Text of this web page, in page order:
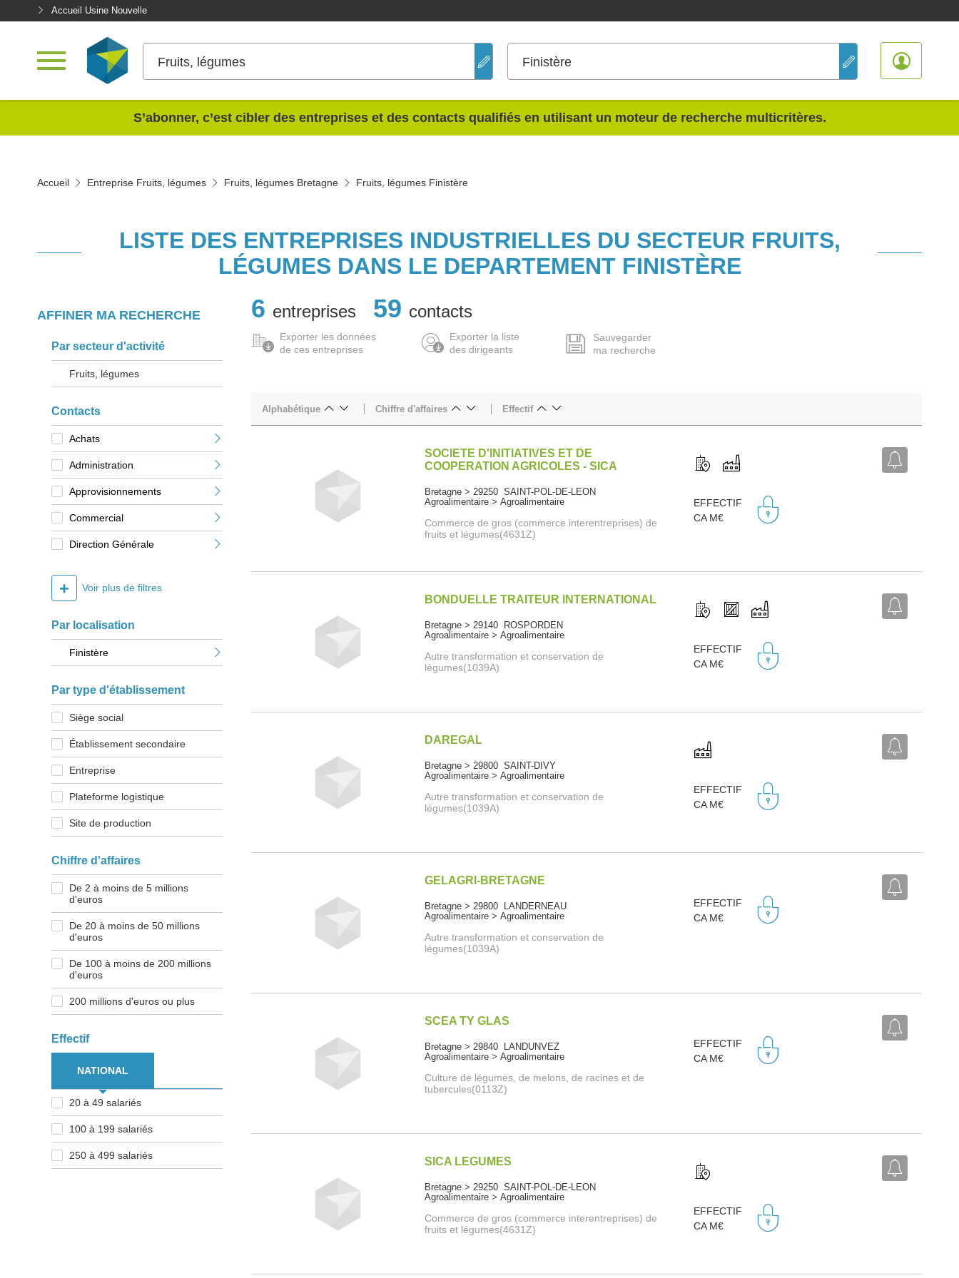
Accueil Usine Nouvelle
Fruits, légumes Finistère
S’abonner, c’est cibler des entreprises et des contacts qualifiés en utilisant un moteur de recherche multicritères.
Accueil Entreprise Fruits, légumes Fruits, légumes Bretagne Fruits, légumes Finistère
LISTE DES ENTREPRISES INDUSTRIELLES DU SECTEUR FRUITS,
LÉGUMES DANS LE DEPARTEMENT FINISTÈRE
AFFINER MA RECHERCHE
Par secteur d'activité
Fruits, légumes
Contacts
Achats
Administration
Approvisionnements
Commercial
Direction Générale
+ Voir plus de filtres
Par localisation
Finistère
Par type d'établissement
Siège social
Établissement secondaire
Entreprise
Plateforme logistique
Site de production
Chiffre d'affaires
De 2 à moins de 5 millions
d'euros
De 20 à moins de 50 millions
d'euros
De 100 à moins de 200 millions
d'euros
200 millions d'euros ou plus
Effectif
NATIONAL
20 à 49 salariés
100 à 199 salariés
250 à 499 salariés
6 entreprises 59 contacts
Exporter les données
de ces entreprises
Exporter la liste
des dirigeants
Sauvegarder
ma recherche
Alphabétique Chiffre d'affaires Effectif
SOCIETE D'INITIATIVES ET DE
COOPERATION AGRICOLES - SICA
Bretagne > 29250 SAINT-POL-DE-LEON
Agroalimentaire > Agroalimentaire
Commerce de gros (commerce interentreprises) de
fruits et légumes(4631Z)
EFFECTIF
CA M€
BONDUELLE TRAITEUR INTERNATIONAL
Bretagne > 29140 ROSPORDEN
Agroalimentaire > Agroalimentaire
Autre transformation et conservation de
légumes(1039A)
EFFECTIF
CA M€
DAREGAL
Bretagne > 29800 SAINT-DIVY
Agroalimentaire > Agroalimentaire
Autre transformation et conservation de
légumes(1039A)
EFFECTIF
CA M€
GELAGRI-BRETAGNE
Bretagne > 29800 LANDERNEAU
Agroalimentaire > Agroalimentaire
Autre transformation et conservation de
légumes(1039A)
EFFECTIF
CA M€
SCEA TY GLAS
Bretagne > 29840 LANDUNVEZ
Agroalimentaire > Agroalimentaire
Culture de légumes, de melons, de racines et de
tubercules(0113Z)
EFFECTIF
CA M€
SICA LEGUMES
Bretagne > 29250 SAINT-POL-DE-LEON
Agroalimentaire > Agroalimentaire
Commerce de gros (commerce interentreprises) de
fruits et légumes(4631Z)
EFFECTIF
CA M€